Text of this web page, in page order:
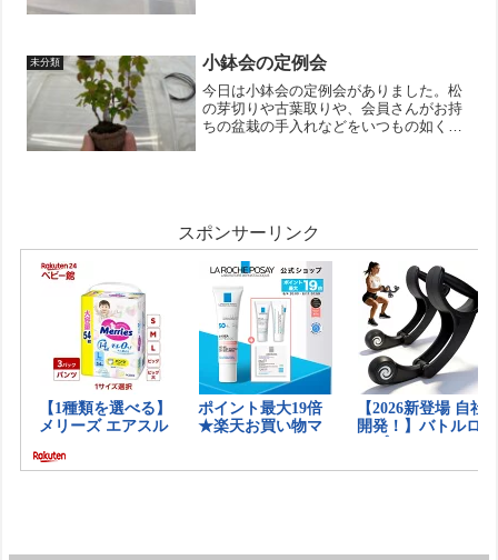
はその樹の状態、時期、...
未分類 小鉢会の定例会
今日は小鉢会の定例会がありました。松
の芽切りや古葉取りや、会員さんがお持
ちの盆栽の手入れなどをいつもの如く、
スポンサーリンク